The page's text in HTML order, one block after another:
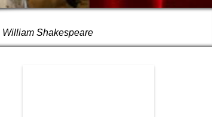
William Shakespeare